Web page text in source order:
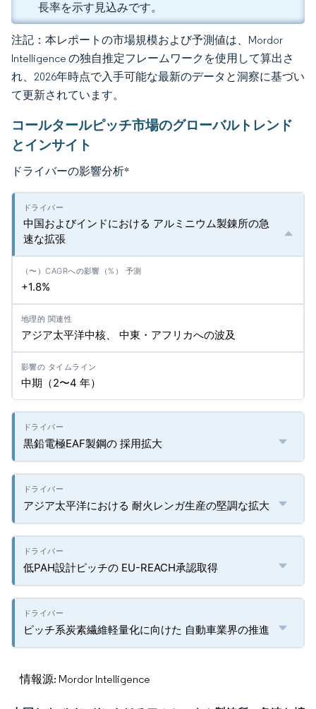
長率を示す見込みです。
注記：本レポートの市場規模および予測値は、Mordor
Intelligence の独自推定フレームワークを使用して算出さ
れ、2026年時点で入手可能な最新のデータと洞察に基づい
て更新されています。
コールタールピッチ市場のグローバルトレンド
とインサイト
ドライバーの影響分析*
中国およびインドにおける アルミニウム製錬所の急
速な拡張
+1.8%
アジア太平洋中核、 中東・アフリカへの波及
中期（2〜4 年）
黒鉛電極EAF製鋼の 採用拡大
アジア太平洋における 耐火レンガ生産の堅調な拡大
低PAH設計ピッチの EU-REACH承認取得
ピッチ系炭素繊維軽量化に向けた 自動車業界の推進
情報源: Mordor Intelligence